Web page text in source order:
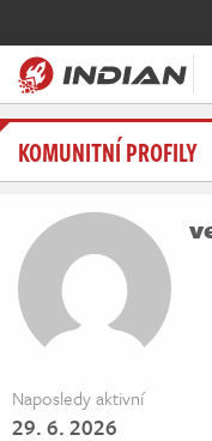
Magazín
Videa
Soutěže
Komunita
KOMUNITNÍ PROFILY
Naposledy aktivní
29. 6. 2026